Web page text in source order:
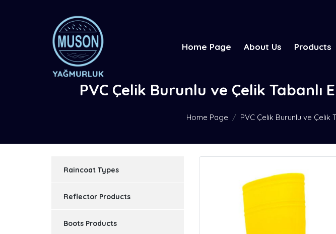
Home Page About Us Products
PVC Çelik Burunlu ve Çelik Tabanlı
Home Page PVC Çelik Burunlu ve Çelik
Raincoat Types
Reflector Products
Boots Products